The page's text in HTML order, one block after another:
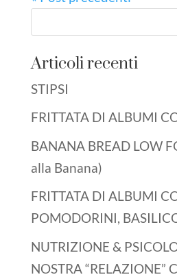
Articoli recenti
STIPSI
FRITTATA DI ALBUMI
BANANA BREAD LOW
alla Banana)
FRITTATA DI ALBUMI
POMODORINI,
NUTRIZIONE &
NOSTRA “RELAZIONE”